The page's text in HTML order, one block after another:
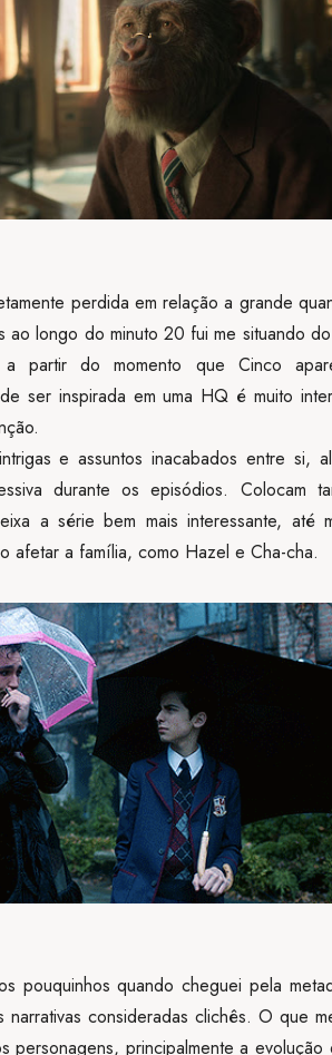
perdida em relação a grande
ao longo do minuto 20 fui me situando
partir do momento que Cinco
ser inspirada em uma HQ é muito
e assuntos inacabados entre si,
durante os episódios. Colocam
a série bem mais interessante, até
afetar a família, como Hazel e Cha-cha.
pouquinhos quando cheguei pela
consideradas clichês. O que
personagens, principalmente a evolução